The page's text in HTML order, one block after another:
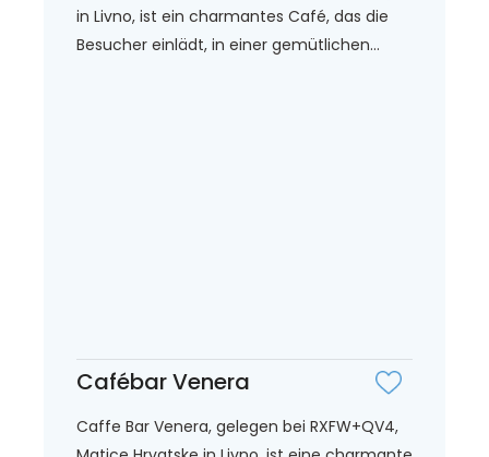
in Livno, ist ein charmantes Café, das die
Besucher einlädt, in einer gemütlichen...
Cafébar Venera
Caffe Bar Venera, gelegen bei RXFW+QV4,